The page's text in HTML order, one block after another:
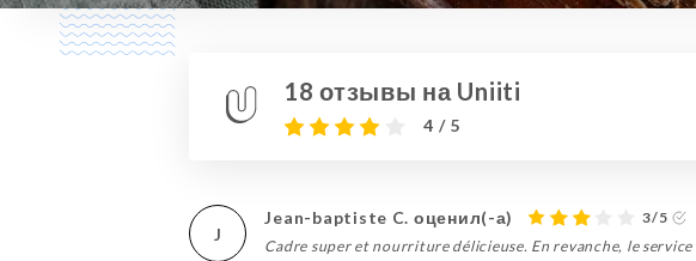
18 отзывы на Uniiti
4 / 5
J
Jean-baptiste C. оценил(-а)
3/5
Cadre super et nourriture délicieuse. En revanche, le